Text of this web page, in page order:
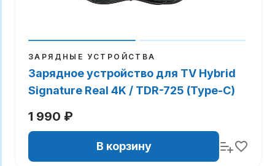
ЗАРЯДНЫЕ УСТРОЙСТВА
Зарядное устройство для TV Hybrid
Signature Real 4K / TDR-725 (Type-C)
1 990 ₽
В корзину